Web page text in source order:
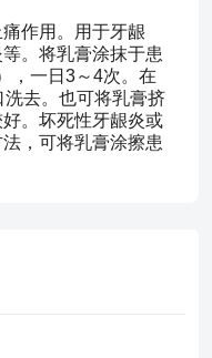
作用。用于牙龈
。将乳膏涂抹于患
，一日3～4次。在
去。也可将乳膏挤
。坏死性牙龈炎或
，可将乳膏涂擦患